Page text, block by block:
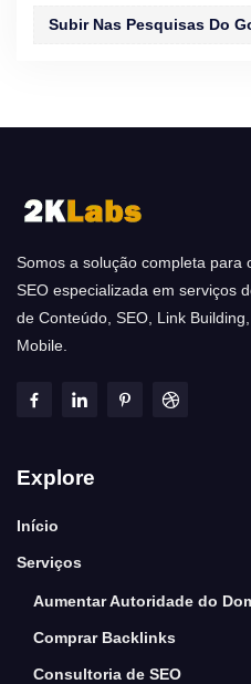
Subir Nas Pesquisas Do
Somos a solução completa para
SEO especializada em serviços
de Conteúdo, SEO, Link
Mobile.
Explore
Início
Serviços
Aumentar Autoridade do
Comprar Backlinks
Consultoria de SEO